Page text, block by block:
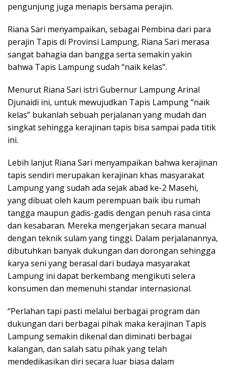
pengunjung juga menapis bersama perajin.
Riana Sari menyampaikan, sebagai Pembina dari para
perajin Tapis di Provinsi Lampung, Riana Sari merasa
sangat bahagia dan bangga serta semakin yakin
bahwa Tapis Lampung sudah “naik kelas”.
Menurut Riana Sari istri Gubernur Lampung Arinal
Djunaidi ini, untuk mewujudkan Tapis Lampung “naik
kelas” bukanlah sebuah perjalanan yang mudah dan
singkat sehingga kerajinan tapis bisa sampai pada titik
ini.
Lebih lanjut Riana Sari menyampaikan bahwa kerajinan
tapis sendiri merupakan kerajinan khas masyarakat
Lampung yang sudah ada sejak abad ke-2 Masehi,
yang dibuat oleh kaum perempuan baik ibu rumah
tangga maupun gadis-gadis dengan penuh rasa cinta
dan kesabaran. Mereka mengerjakan secara manual
dengan teknik sulam yang tinggi. Dalam perjalanannya,
dibutuhkan banyak dukungan dan dorongan sehingga
karya seni yang berasal dari budaya masyarakat
Lampung ini dapat berkembang mengikuti selera
konsumen dan memenuhi standar internasional.
“Perlahan tapi pasti melalui berbagai program dan
dukungan dari berbagai pihak maka kerajinan Tapis
Lampung semakin dikenal dan diminati berbagai
kalangan, dan salah satu pihak yang telah
mendedikasikan diri secara luar biasa dalam